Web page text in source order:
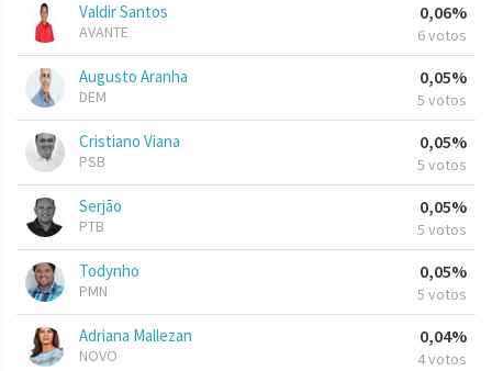
Valdir Santos
AVANTE
0,06%
6 votos
Augusto Aranha
DEM
0,05%
5 votos
Cristiano Viana
PSB
0,05%
5 votos
Serjão
PTB
0,05%
5 votos
Todynho
PMN
0,05%
5 votos
Adriana Mallezan
NOVO
0,04%
4 votos